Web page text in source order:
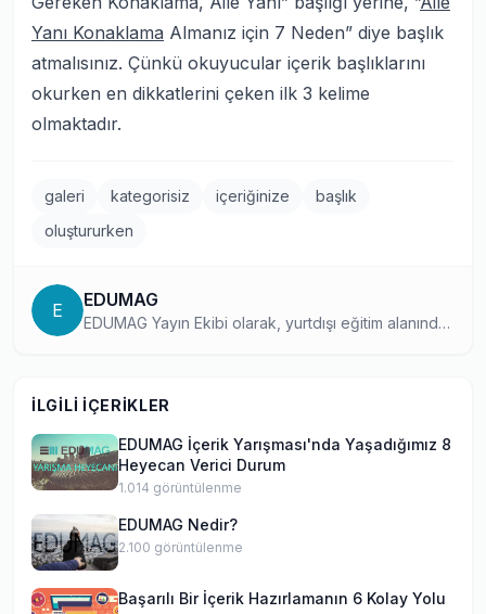
Yanı Konaklama Almanız için 7 Neden” diye başlık
atmalısınız. Çünkü okuyucular içerik başlıklarını
okurken en dikkatlerini çeken ilk 3 kelime
olmaktadır.
galeri kategorisiz içeriğinize
başlık
oluştururken
E EDUMAG
EDUMAG Yayın Ekibi olarak, yurtdışı eğitim alanında
deneyimlerine kadar geniş bir yelpazede, binlerce
öğrenciye rehberlik eden kapsamlı rehberler
hazırlıyoruz. Amacımız, yurtdışında eğitim almak
isteyen her öğrencinin doğru bilgiye kolayca
ulaşmasını sağlamaktır.
İLGILI İÇERIKLER
EDUMAG İçerik Yarışması'nda Yaşadığımız 8
Heyecan Verici Durum
1.014 görüntülenme
EDUMAG Nedir?
2.100 görüntülenme
Başarılı Bir İçerik Hazırlamanın 6 Kolay Yolu